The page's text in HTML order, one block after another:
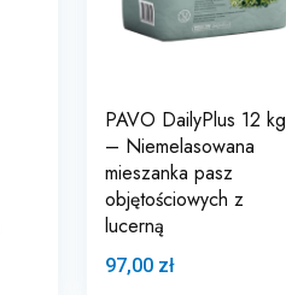
PAVO DailyPlus 12 kg
– Niemelasowana
mieszanka pasz
objętościowych z
lucerną
97,00 zł